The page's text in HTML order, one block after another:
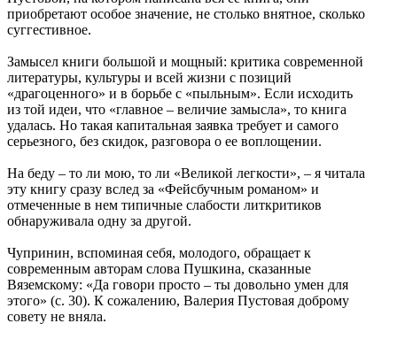
приобретают особое значение, не столько внятное, сколько
суггестивное.
Замысел книги большой и мощный: критика современной
литературы, культуры и всей жизни с позиций
«драгоценного» и в борьбе с «пыльным». Если исходить
из той идеи, что «главное – величие замысла», то книга
удалась. Но такая капитальная заявка требует и самого
серьезного, без скидок, разговора о ее воплощении.
На беду – то ли мою, то ли «Великой легкости», – я читала
эту книгу сразу вслед за «Фейсбучным романом» и
отмеченные в нем типичные слабости литкритиков
обнаруживала одну за другой.
Чупринин, вспоминая себя, молодого, обращает к
современным авторам слова Пушкина, сказанные
Вяземскому: «Да говори просто – ты довольно умен для
этого» (с. 30). К сожалению, Валерия Пустовая доброму
совету не вняла.